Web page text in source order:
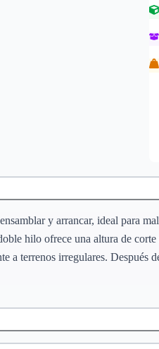
y arrancar, ideal para
hilo ofrece una altura de
a terrenos irregulares.